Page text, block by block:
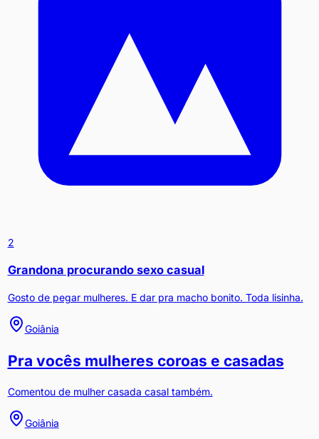
2
Grandona procurando sexo casual
Gosto de pegar mulheres. E dar pra macho bonito. Toda lisinha.
Goiânia
Pra vocês mulheres coroas e casadas
Comentou de mulher casada casal também.
Goiânia